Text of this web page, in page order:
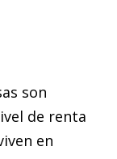
son
de renta
en